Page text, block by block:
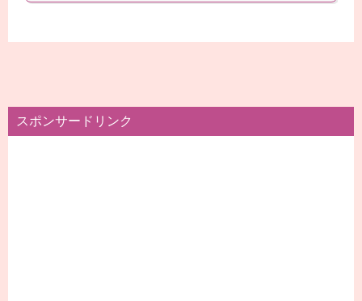
スポンサードリンク